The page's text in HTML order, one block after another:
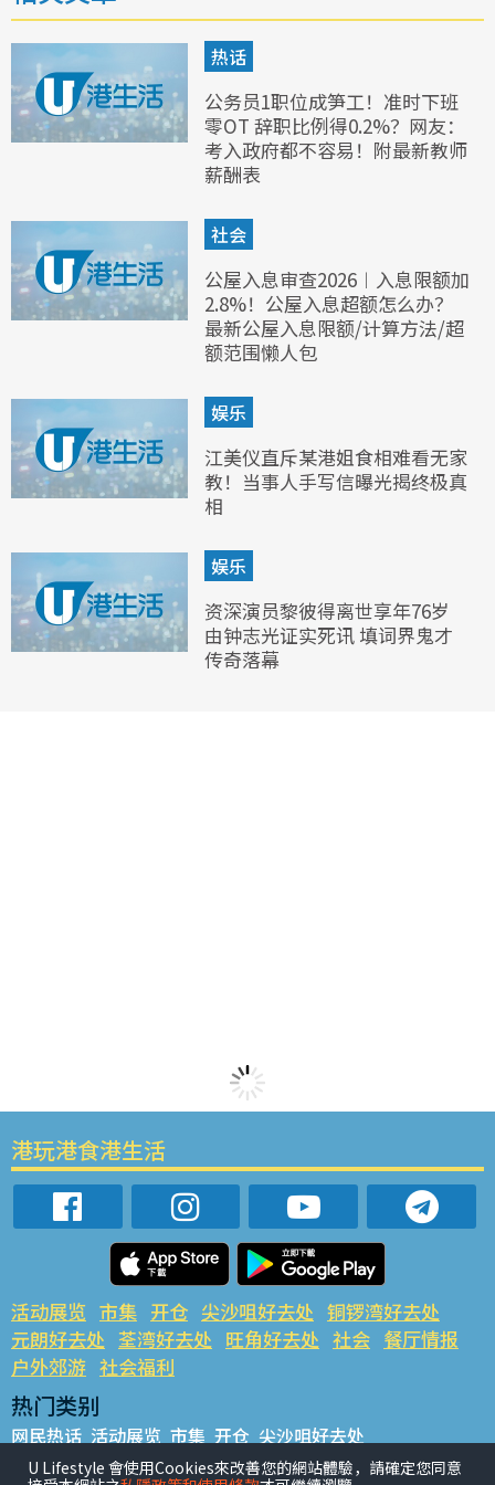
热话
公务员1职位成笋工！准时下班
零OT 辞职比例得0.2%？网友：
考入政府都不容易！附最新教师
薪酬表
社会
公屋入息审查2026︱入息限额加
2.8%！公屋入息超额怎么办？
最新公屋入息限额/计算方法/超
额范围懒人包
娱乐
江美仪直斥某港姐食相难看无家
教！当事人手写信曝光揭终极真
相
娱乐
资深演员黎彼得离世享年76岁
由钟志光证实死讯 填词界鬼才
传奇落幕
港玩港食港生活
活动展览 市集 开仓 尖沙咀好去处 铜锣湾好去处
元朗好去处 荃湾好去处 旺角好去处 社会 餐厅情报
户外郊游 社会福利
热门类别
网民热话 活动展览 市集 开仓 尖沙咀好去处
铜锣湾好去处 元朗好去处 荃湾好去处 旺角好去处 社会
U Lifestyle 會使用Cookies來改善您的網站體驗，請確定您同意